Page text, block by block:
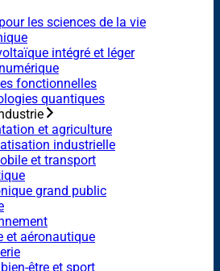
les sciences de la vie
intégré et léger
fonctionnelles
quantiques
et agriculture
industrielle
et transport
grand public
et aéronautique
être et sport